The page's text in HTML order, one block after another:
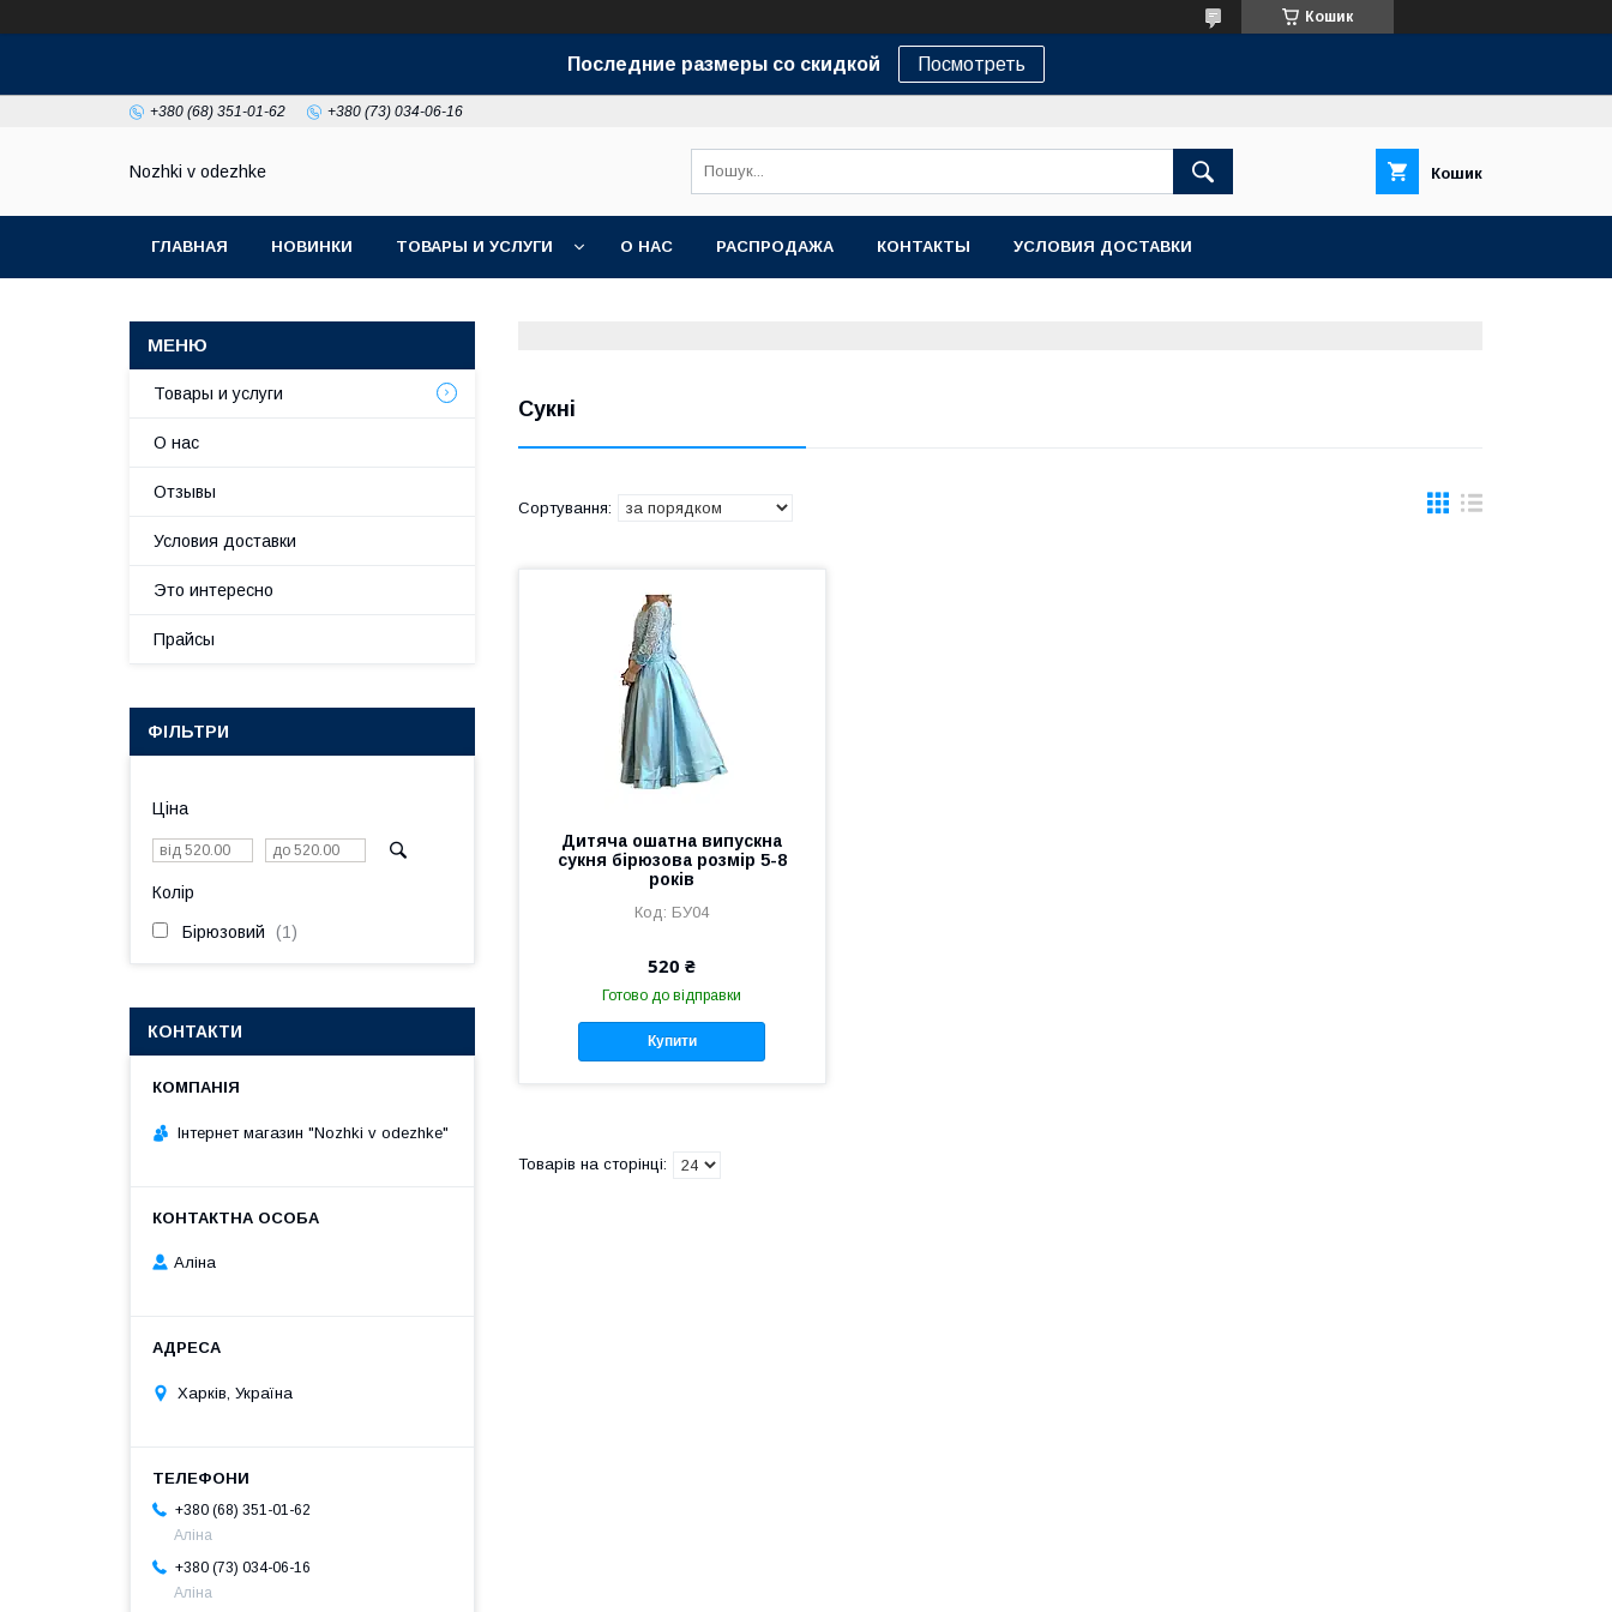
Кошик
Последние размеры со скидкой Посмотреть
+380 (68) 351-01-62 +380 (73) 034-06-16
Nozhki v odezhke Кошик
ГЛАВНАЯ НОВИНКИ ТОВАРЫ И УСЛУГИ О НАС РАСПРОДАЖА КОНТАКТЫ УСЛОВИЯ ДОСТАВКИ
Сукні
Дитяча ошатна випускна
сукня бірюзова розмір 5-8
років
БУ04
520 ₴
Готово до відправки
Купити
Товары и услуги
О нас
Отзывы
Условия доставки
Это интересно
Прайсы
ФІЛЬТРИ
Ціна
Колір
Бірюзовий 1
КОНТАКТИ
Інтернет магазин "Nozhki v odezhke"
Аліна
Харків, Україна
+380 (68) 351-01-62
Аліна
+380 (73) 034-06-16
Аліна